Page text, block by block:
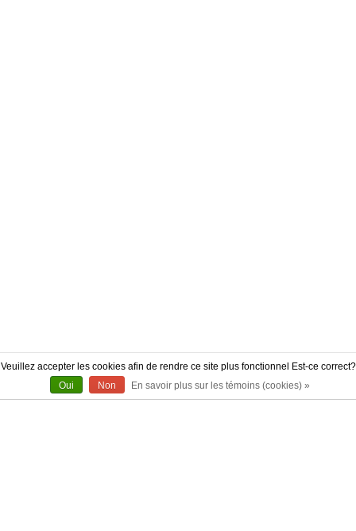
À PROPOS
Veuillez accepter les cookies afin de rendre ce site plus fonctionnel Est-ce correct?
Oui
Non En savoir plus sur les témoins (cookies) »